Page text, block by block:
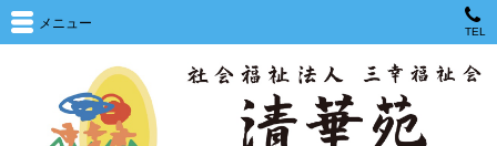
メニュー
TEL